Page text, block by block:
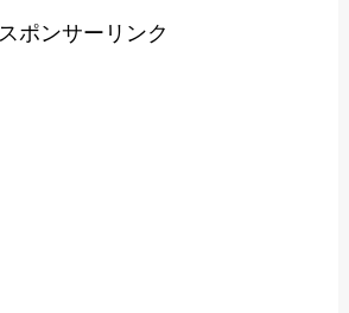
スポンサーリンク